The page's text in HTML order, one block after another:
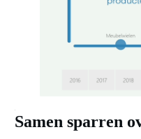
Samen sparren